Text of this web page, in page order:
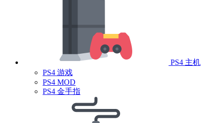
PS4 主机
PS4 游戏
PS4 MOD
PS4 金手指